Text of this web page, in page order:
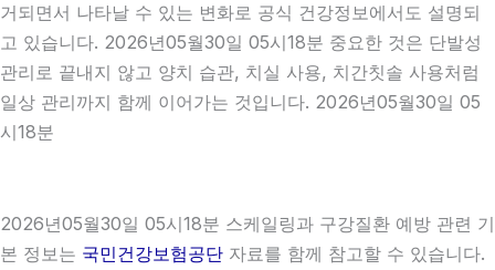
거되면서 나타날 수 있는 변화로 공식 건강정보에서도 설명되
고 있습니다. 2026년05월30일 05시18분 중요한 것은 단발성
관리로 끝내지 않고 양치 습관, 치실 사용, 치간칫솔 사용처럼
일상 관리까지 함께 이어가는 것입니다. 2026년05월30일 05
시18분
2026년05월30일 05시18분 스케일링과 구강질환 예방 관련 기
본 정보는 국민건강보험공단 자료를 함께 참고할 수 있습니다.